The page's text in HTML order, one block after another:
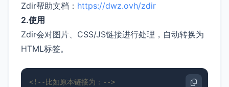
Zdir帮助文档： https://dwz.ovh/zdir
2.使用
Zdir会对图片、CSS/JS链接进行处理，自动转换为
HTML标签。
<!--比如原本链接为：-->